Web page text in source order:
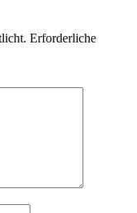
Erforderliche